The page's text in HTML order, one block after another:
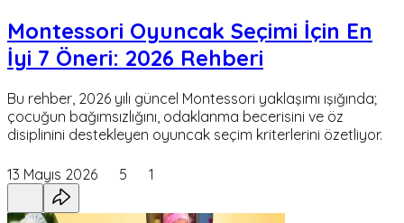
Montessori Oyuncak Seçimi İçin En
İyi 7 Öneri: 2026 Rehberi
Bu rehber, 2026 yılı güncel Montessori yaklaşımı ışığında;
çocuğun bağımsızlığını, odaklanma becerisini ve öz
disiplinini destekleyen oyuncak seçim kriterlerini özetliyor.
13 Mayıs 2026 5 1